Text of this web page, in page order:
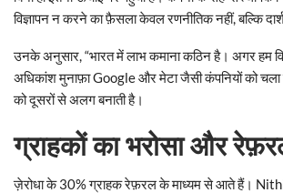
विज्ञापन न करने का फ़ैसला केवल रणनीतिक नहीं, बल्कि
उनके अनुसार, “भारत में लाभ कमाना कठिन है। अगर हम
अधिकांश मुनाफ़ा Google और मेटा जैसी कंपनियों को चला
को दूसरों से अलग बनाती है।
ग्राहकों का भरोसा और
ज़ेरोधा के 30% ग्राहक रेफ़रल के माध्यम से आते हैं।